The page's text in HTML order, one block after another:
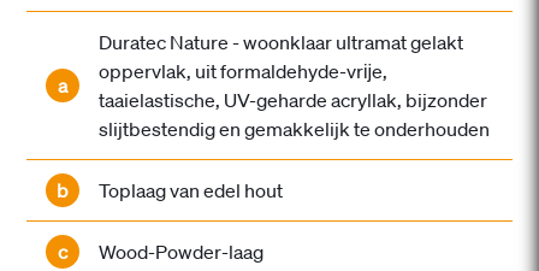
a
Duratec Nature - woonklaar ultramat gelakt
oppervlak, uit formaldehyde-vrĳe,
taaielastische, UV-geharde acryllak, bijzonder
slijtbestendig en gemakkelijk te onderhouden
b Toplaag van edel hout
c Wood-Powder-laag